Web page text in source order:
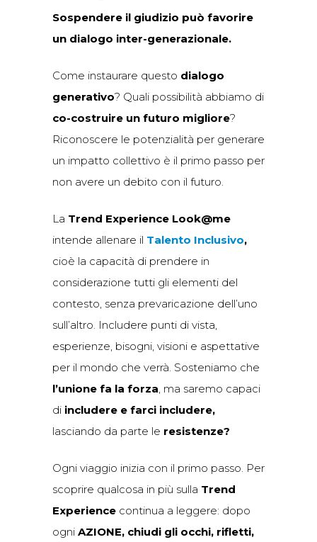
Sospendere il giudizio può favorire
un dialogo inter-generazionale.
Come instaurare questo dialogo
generativo? Quali possibilità abbiamo di
co-costruire un futuro migliore?
Riconoscere le potenzialità per generare
un impatto collettivo è il primo passo per
non avere un debito con il futuro.
La Trend Experience Look@me
intende allenare il Talento Inclusivo,
cioè la capacità di prendere in
considerazione tutti gli elementi del
contesto, senza prevaricazione dell’uno
sull’altro. Includere punti di vista,
esperienze, bisogni, visioni e aspettative
per il mondo che verrà. Sosteniamo che
l’unione fa la forza, ma saremo capaci
di includere e farci includere,
lasciando da parte le resistenze?
Ogni viaggio inizia con il primo passo. Per
scoprire qualcosa in più sulla Trend
Experience continua a leggere: dopo
ogni AZIONE, chiudi gli occhi, rifletti,